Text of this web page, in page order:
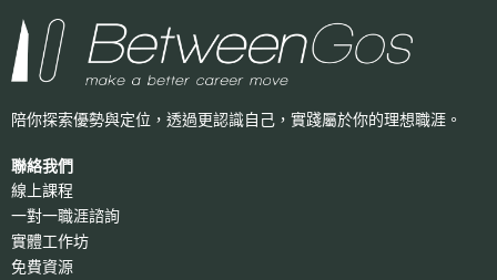
陪你探索優勢與定位，透過更認識自己， 實踐屬於你的理想職涯。
聯絡我們
線上課程
一對一職涯諮詢
實體工作坊
免費資源